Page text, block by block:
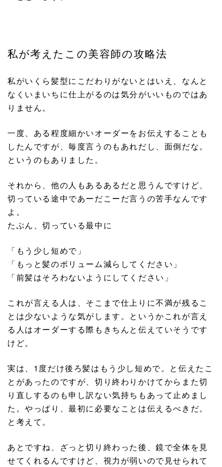
私が考えたこの美容師の攻略法
私がいくら髪型にこだわりがないとはいえ、なんと
なくいまいちに仕上がるのは気分がいいものではあ
りません。
一度、ある程度細かいオーダーをお伝えすることも
したんですが、毎度言うのもあれだし、面倒だな。
というのもありました。
それから、他の人もあるあるだと思うんですけど、
切っている途中であーだこーだ言うの苦手なんです
よ。
たぶん、切っている最中に
「もう少し短めで」
「もっと髪のボリューム減らしてください」
「前髪はそろわないようにしてください」
これが言える人は、そこまで仕上りに不満が残るこ
とは少ないような気がします。というかこれが言え
る人はオーダーする際もきちんと伝えていそうです
けど。
実は、1度だけ後ろ髪はもう少し短めで。と伝えたこ
とがあったのですが、切り終わりかけてからまた切
り直しするのも申し訳ない気持ちもあって止めまし
た。やっぱり、最初に必要なことは伝えるべきだ。
と考えて。
あとですね、ざっと切り終わった後、鏡で全体を見
せてくれるんですけど、視力が弱いので見せられて